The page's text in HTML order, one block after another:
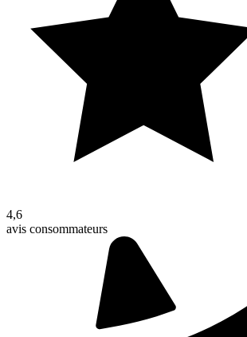
4,6
avis consommateurs